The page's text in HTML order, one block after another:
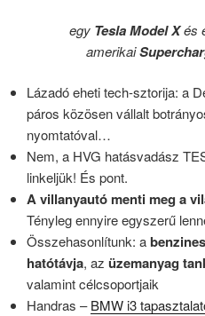
egy Tesla Model Xés
amerikai
Lázadó eheti tech-sztorija: a
páros közösen vállalt
nyomtatóval…
Nem, a HVG hatásvadász
linkeljük! És pont.
A villanyautó menti meg a
Tényleg ennyire egyszerű
Összehasonlítunk: a
hatótávja, az üzemanyag
valamint célcsoportjaik
Handras –BMW i3